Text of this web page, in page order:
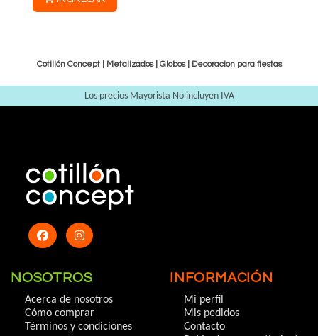
Cotillón Concept | Metalizados| Globos| Decoracion para fiestas
Los precios Mayorista No incluyen IVA
NOSOTROS
Acerca de nosotros
Cómo comprar
Términos y condiciones
INFORMACIÓN
Mi perfil
Mis pedidos
Contacto